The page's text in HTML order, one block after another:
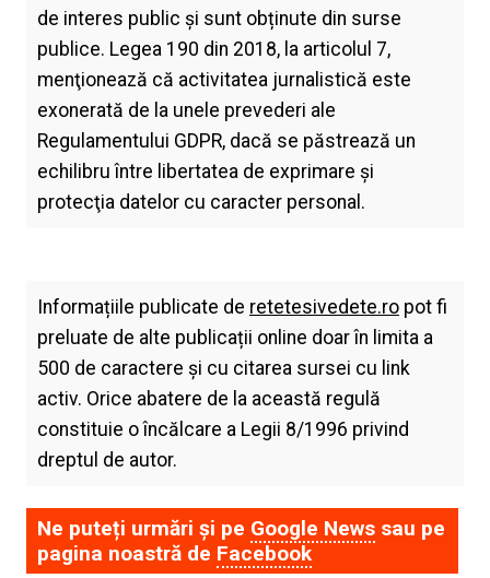
de interes public și sunt obținute din surse
publice. Legea 190 din 2018, la articolul 7,
menţionează că activitatea jurnalistică este
exonerată de la unele prevederi ale
Regulamentului GDPR, dacă se păstrează un
echilibru între libertatea de exprimare şi
protecţia datelor cu caracter personal.
Informațiile publicate de retetesivedete.ropot fi
preluate de alte publicații online doar în limita a
500 de caractere și cu citarea sursei cu link
activ. Orice abatere de la această regulă
constituie o încălcare a Legii 8/1996 privind
dreptul de autor.
Ne puteți urmări și pe Google Newssau pe
pagina noastră de Facebook